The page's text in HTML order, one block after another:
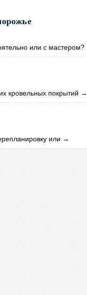
или с мастером?
кровельных покрытий →
или →